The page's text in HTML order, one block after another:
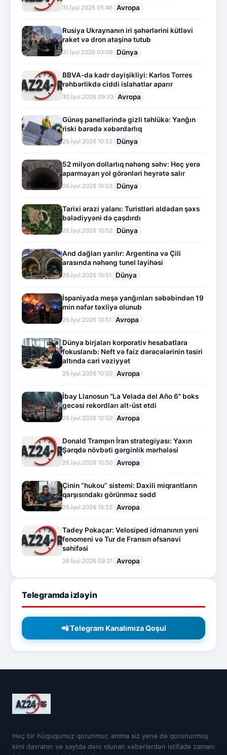
31.İyul.2026 05:46 Avropa
Rusiya Ukraynanın iri şəhərlərini kütləvi
raket və dron atəşinə tutub
31.İyul.2026 03:09 Dünya
BBVA-da kadr dəyişikliyi: Karlos Torres
rəhbərlikdə ciddi islahatlar aparır
30.İyul.2026 09:33 Avropa
Günəş panellərində gizli təhlükə: Yanğın
riski barədə xəbərdarlıq
26.İyul.2026 10:52 Dünya
52 milyon dollarlıq nəhəng səhv: Heç yerə
aparmayan yol görənləri heyrətə salır
26.İyul.2026 10:52 Dünya
Tarixi ərazi yalanı: Turistləri aldadan şəxs
bələdiyyəni də çaşdırdı
26.İyul.2026 10:52 Dünya
And dağları yarılır: Argentina və Çili
arasında nəhəng tunel layihəsi
26.İyul.2026 10:51 Dünya
İspaniyada meşə yanğınları səbəbindən 19
min nəfər təxliyə olunub
26.İyul.2026 10:51 Avropa
Dünya birjaları korporativ hesabatlara
fokuslanıb: Neft və faiz dərəcələrinin təsiri
altında cari vəziyyət
26.İyul.2026 10:50 Avropa
İbay Llanosun "La Velada del Año 6" boks
gecəsi rekordları alt-üst etdi
26.İyul.2026 10:50 Avropa
Donald Trampın İran strategiyası: Yaxın
Şərqdə növbəti gərginlik mərhələsi
26.İyul.2026 10:50 Avropa
Çinin “hukou” sistemi: Daxili miqrantların
qarşısındakı görünməz sədd
26.İyul.2026 10:22 Avropa
Tadey Pokaçar: Velosiped idmanının yeni
fenomeni və Tur de Fransın əfsanəvi
səhifəsi
26.İyul.2026 09:31 Avropa
Telegramda izləyin
📲 Telegram Kanalımıza Qoşul
Heç bir hüququmuz qorunmur, amma siz yenə də qorunurmuş
kimi davranın və saytda dərc olunan xəbərlərdən istifadə zamanı